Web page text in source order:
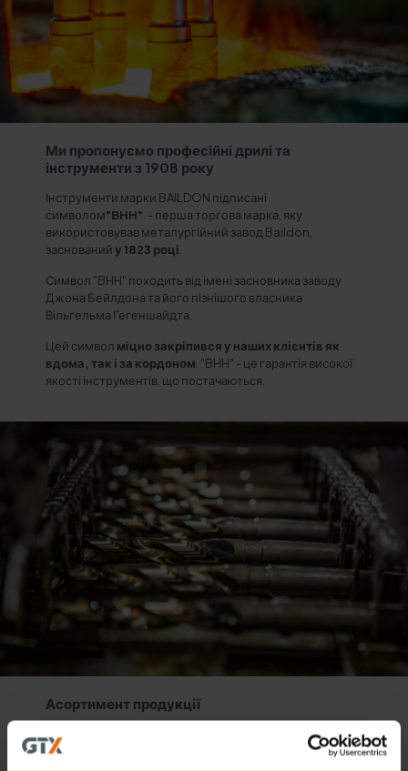
Ми пропонуємо професійні дрилі та
інструменти з 1908 року
Інструменти марки BAILDON підписані
символом"BHH" . - перша торгова марка, яку
використовував металургійний завод Baildon,
заснованийу 1823 році
Символ "BHH" походить від імені засновника заводу
Джона Бейлдона та його пізнішого власника
Вільгельма Гегеншайдта.
Цей символ міцно закріпився у наших клієнтів як
вдома, так і за кордоном . "BHH" - це гарантія високої
якості інструментів, що постачаються.
Асортимент продукції